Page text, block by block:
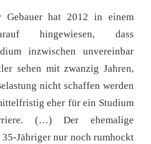
Gebauer hat 2012 in einem
hingewiesen, dass
inzwischen unvereinbar
sehen mit zwanzig Jahren,
nicht schaffen werden
eher für ein Studium
(…) Der ehemalige
Jähriger nur noch rumhockt